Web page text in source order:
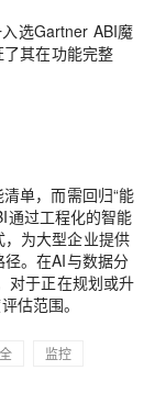
选Gartner ABI魔
其在功能完整
单，而需回归“能
通过工程化的智能
为大型企业提供
。在AI与数据分
对于正在规划或升
估范围。
监控